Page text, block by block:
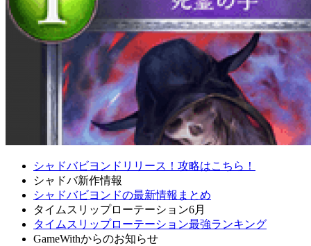
シャドバビヨンドリリース！攻略はこちら！
シャドバ新作情報
シャドバビヨンドの最新情報まとめ
タイムスリップローテーション6月
タイムスリップローテーション最強ランキング
GameWithからのお知らせ